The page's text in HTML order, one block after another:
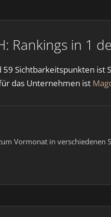
Rankings in 1
59 Sichtbarkeitspunkten
das Unternehmen ist
Vormonat in